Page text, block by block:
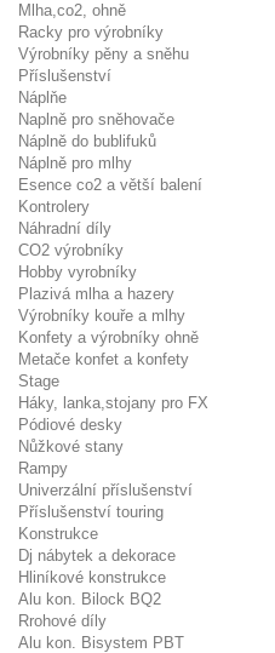
Mlha,co2, ohně
Racky pro výrobníky
Výrobníky pěny a sněhu
Příslušenství
Náplňe
Naplně pro sněhovače
Náplně do bublifuků
Náplně pro mlhy
Esence co2 a větší balení
Kontrolery
Náhradní díly
CO2 výrobníky
Hobby vyrobníky
Plazivá mlha a hazery
Výrobníky kouře a mlhy
Konfety a výrobníky ohně
Metače konfet a konfety
Stage
Háky, lanka,stojany pro FX
Pódiové desky
Nůžkové stany
Rampy
Univerzální příslušenství
Příslušenství touring
Konstrukce
Dj nábytek a dekorace
Hliníkové konstrukce
Alu kon. Bilock BQ2
Rrohové díly
Alu kon. Bisystem PBT